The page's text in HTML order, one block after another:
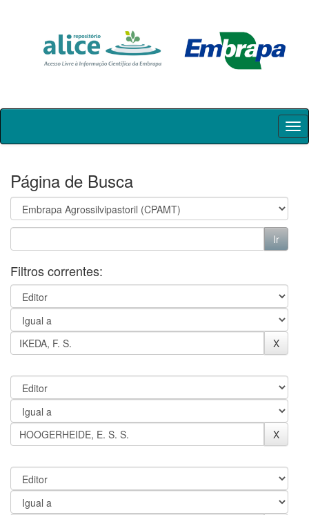
Skip
Página de Busca
Filtros correntes: